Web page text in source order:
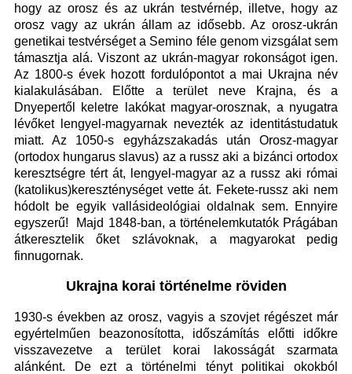
hogy az orosz és az ukrán testvérnép, illetve, hogy az
orosz vagy az ukrán állam az idősebb. Az orosz-ukrán
genetikai testvérséget a Semino féle genom vizsgálat sem
támasztja alá. Viszont az ukrán-magyar rokonságot igen.
Az 1800-s évek hozott fordulópontot a mai Ukrajna név
kialakulásában. Előtte a terület neve Krajna, és a
Dnyepertől keletre lakókat magyar-orosznak, a nyugatra
lévőket lengyel-magyarnak nevezték az identitástudatuk
miatt. Az 1050-s egyházszakadás után Orosz-magyar
(ortodox hungarus slavus) az a russz aki a bizánci ortodox
keresztségre tért át, lengyel-magyar az a russz aki római
(katolikus)kereszténységet vette át. Fekete-russz aki nem
hódolt be egyik vallásideológiai oldalnak sem. Ennyire
egyszerű! Majd 1848-ban, a történelemkutatók Prágában
átkeresztelik őket szlávoknak, a magyarokat pedig
finnugornak.
Ukrajna korai történelme röviden
1930-s években az orosz, vagyis a szovjet régészet már
egyértelműen beazonosította, időszámítás előtti időkre
visszavezetve a terület korai lakosságát szarmata
alánként. De ezt a történelmi tényt politikai okokból